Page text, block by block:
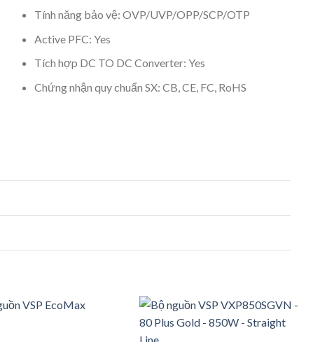
Tính năng bảo vệ: OVP/UVP/OPP/SCP/OTP
Active PFC: Yes
Tích hợp DC TO DC Converter: Yes
Chứng nhận quy chuẩn SX: CB, CE, FC, RoHS